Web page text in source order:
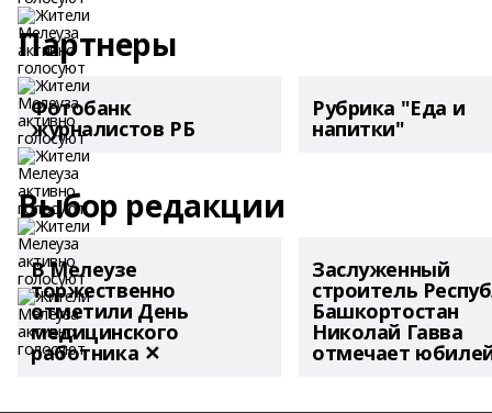
Партнеры
Фотобанк
журналистов РБ
Рубрика "Еда и
напитки"
Выбор редакции
В Мелеузе
торжественно
отметили День
медицинского
работника ✕
Заслуженный
строитель
Башкортостан
Николай Гавва
отмечает